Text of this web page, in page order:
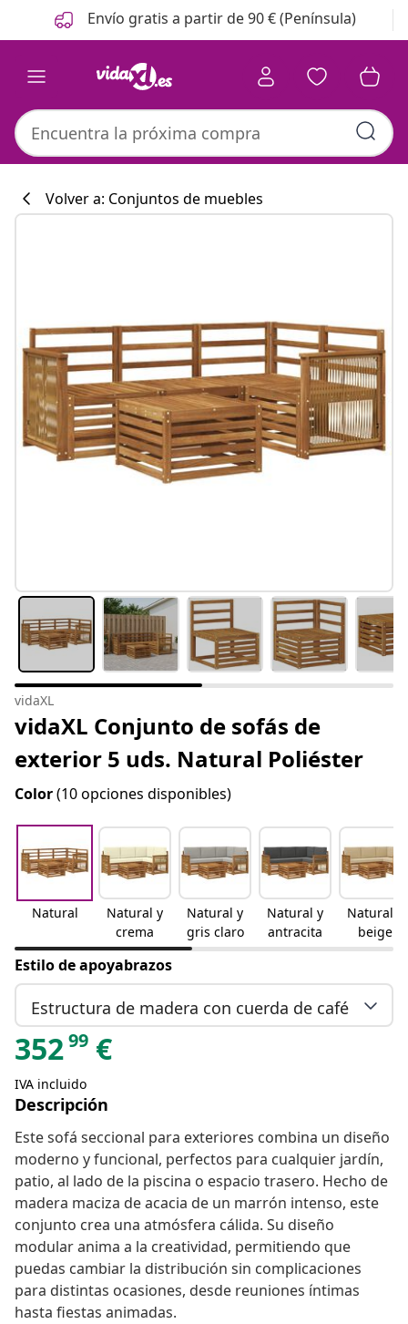
Anterior
Siguiente Envío gratis a partir de 90 € (Península)
#sharemevidaxl
Volver a: Conjuntos de muebles
vidaXL
vidaXL Conjunto de sofás de
exterior 5 uds. Natural Poliéster
Color(10 opciones disponibles)
Natural
Natural y
crema
Natural y
gris claro
Natural y
antracita
Natural y
beige
Estilo de apoyabrazos
Estructura de madera con cuerda de café
35299 €
IVA incluido
Descripción
Este sofá seccional para exteriores combina un diseño
moderno y funcional, perfectos para cualquier jardín,
patio, al lado de la piscina o espacio trasero. Hecho de
madera maciza de acacia de un marrón intenso, este
conjunto crea una atmósfera cálida. Su diseño
modular anima a la creatividad, permitiendo que
puedas cambiar la distribución sin complicaciones
para distintas ocasiones, desde reuniones íntimas
hasta fiestas animadas.